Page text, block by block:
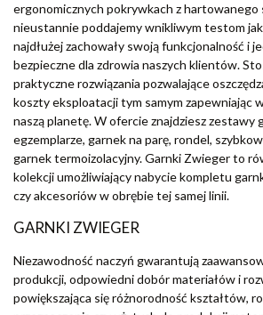
ergonomicznych pokrywkach z hartowanego
nieustannie poddajemy wnikliwym testom
najdłużej zachowały swoją funkcjonalność i
bezpieczne dla zdrowia naszych klientów.
praktyczne rozwiązania pozwalające
koszty eksploatacji tym samym zapewniając
naszą planetę. W ofercie znajdziesz zestawy
egzemplarze, garnek na parę, rondel,
garnek termoizolacyjny. Garnki Zwieger to
kolekcji umożliwiający nabycie kompletu
czy akcesoriów w obrębie tej samej linii.
GARNKI ZWIEGER
Niezawodność naczyń gwarantują
produkcji, odpowiedni dobór materiałów i
powiększająca się różnorodność kształtów,